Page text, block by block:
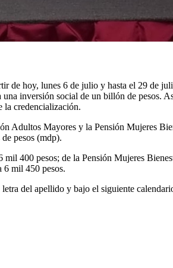
de hoy, lunes 6 de julio y hasta el 29 de
una inversión social de un billón de
la credencialización.
Adultos Mayores y la Pensión Mujeres
pesos (mdp).
400 pesos; de la Pensión Mujeres
6 mil 450 pesos.
del apellido y bajo el siguiente